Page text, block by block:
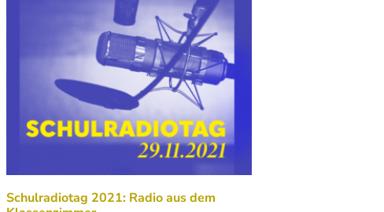
Schulradiotag 2021: Radio aus dem